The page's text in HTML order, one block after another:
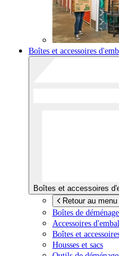
Boîtes et accessoires
Boîtes et accessoires
Retour au
Boîtes de
Accessoires
Boîtes et
Housses et sacs